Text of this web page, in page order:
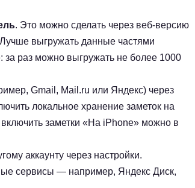
. Это можно сделать через веб-версию
выгружать данные частями
за раз можно выгружать не более 1000
Gmail, Mail.ru или Яндекс) через
локальное хранение заметок на
включить заметки «На iPhone» можно в
аккаунту через настройки.
сервисы — например, Яндекс Диск,